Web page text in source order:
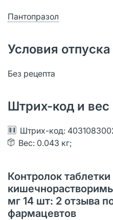
Пантопразол
Условия отпуска
Без рецепта
Штрих-код и вес
Штрих-код:
Вес: 0.043 кг;
Контролок таблетки
мг 14 шт: 2 отзыва
фармацевтов